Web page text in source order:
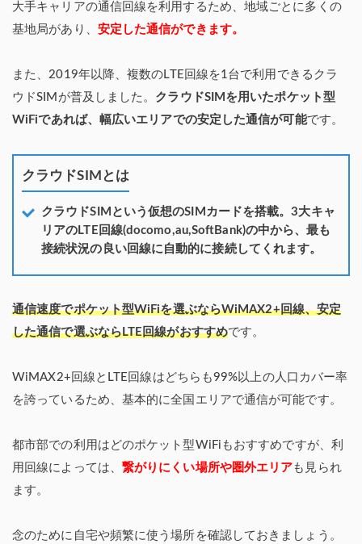
大手キャリアの通信回線を利用するため、地域ごとに多くの
基地局があり、 安定した通信ができます。
また、2019年以降、複数のLTE回線を1台で利用できるクラ
ウドSIMが普及しました。 クラウドSIMを用いたポケット型
WiFiであれば、幅広いエリアでの安定した通信が可能です。
クラウドSIMとは
クラウドSIMという仮想のSIMカードを搭載。3大キャ
リアのLTE回線(docomo,au,SoftBank)の中から、最も
接続状況の良い回線に自動的に接続してくれます。
通信速度でポケット型WiFiを選ぶならWiMAX2+回線、安定
した通信で選ぶならLTE回線がおすすめです。
WiMAX2+回線とLTE回線はどちらも99%以上の人口カバー率
を誇っているため、基本的に全国エリアで通信が可能です。
都市部での利用はどのポケット型WiFiもおすすめですが、利
用回線によっては、 繋がりにくい場所や圏外エリア も見られ
ます。
念のために自宅や頻繁に使う場所を確認しておきましょう。